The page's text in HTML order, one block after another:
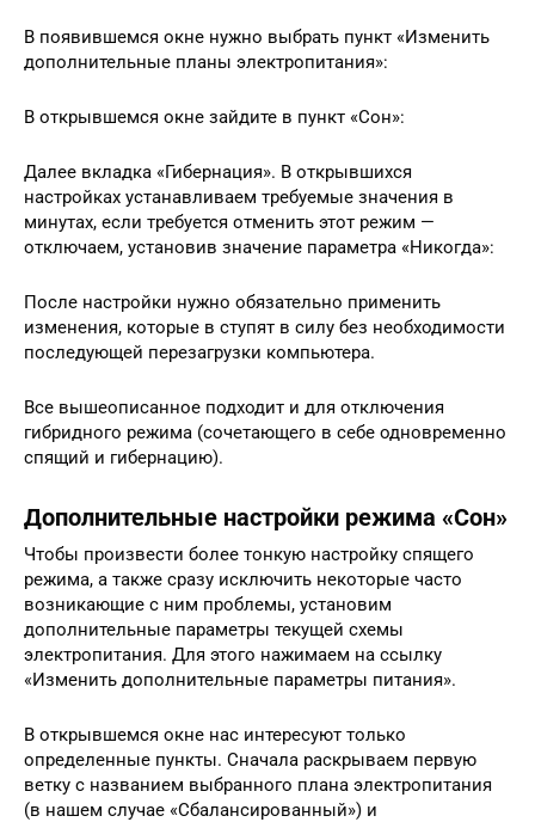
В появившемся окне нужно выбрать пункт «Изменить
дополнительные планы электропитания»:
В открывшемся окне зайдите в пункт «Сон»:
Далее вкладка «Гибернация». В открывшихся
настройках устанавливаем требуемые значения в
минутах, если требуется отменить этот режим —
отключаем, установив значение параметра «Никогда»:
После настройки нужно обязательно применить
изменения, которые в ступят в силу без необходимости
последующей перезагрузки компьютера.
Все вышеописанное подходит и для отключения
гибридного режима (сочетающего в себе одновременно
спящий и гибернацию).
Дополнительные настройки режима «Сон»
Чтобы произвести более тонкую настройку спящего
режима, а также сразу исключить некоторые часто
возникающие с ним проблемы, установим
дополнительные параметры текущей схемы
электропитания. Для этого нажимаем на ссылку
«Изменить дополнительные параметры питания».
В открывшемся окне нас интересуют только
определенные пункты. Сначала раскрываем первую
ветку с названием выбранного плана электропитания
(в нашем случае «Сбалансированный») и